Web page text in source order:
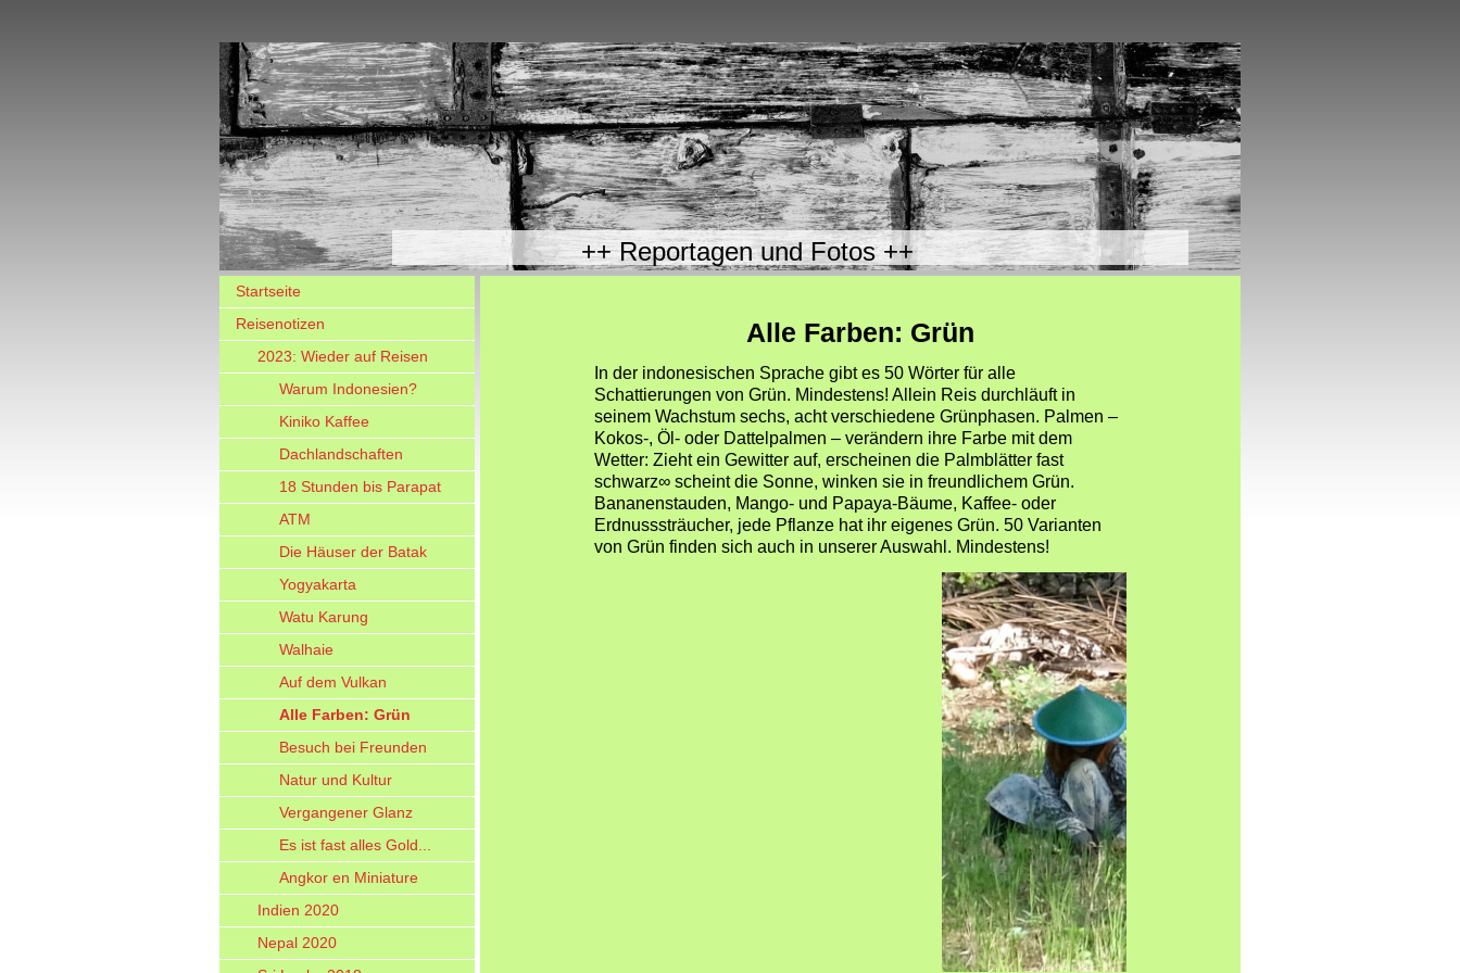
++ Reportagen und Fotos ++
Startseite
Reisenotizen
2023: Wieder auf Reisen
Warum Indonesien?
Kiniko Kaffee
Dachlandschaften
18 Stunden bis Parapat
ATM
Die Häuser der Batak
Yogyakarta
Watu Karung
Walhaie
Auf dem Vulkan
Alle Farben: Grün
Besuch bei Freunden
Natur und Kultur
Vergangener Glanz
Es ist fast alles Gold...
Angkor en Miniature
Indien 2020
Nepal 2020
Alle Farben: Grün
In der indonesischen Sprache gibt es 50 Wörter für alle
Schattierungen von Grün. Mindestens! Allein Reis durchläuft in
seinem Wachstum sechs, acht verschiedene Grünphasen. Palmen –
Kokos-, Öl- oder Dattelpalmen – verändern ihre Farbe mit dem
Wetter: Zieht ein Gewitter auf, erscheinen die Palmblätter fast
schwarz∞ scheint die Sonne, winken sie in freundlichem Grün.
Bananenstauden, Mango- und Papaya-Bäume, Kaffee- oder
Erdnusssträucher, jede Pflanze hat ihr eigenes Grün. 50 Varianten
von Grün finden sich auch in unserer Auswahl. Mindestens!